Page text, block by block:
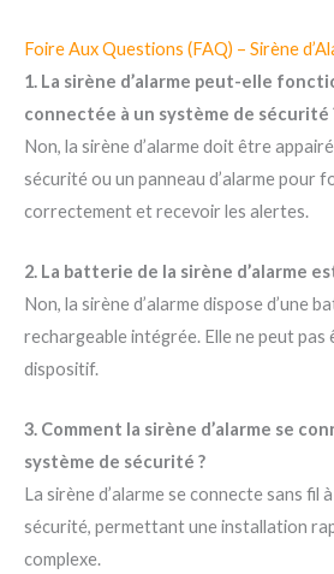
Foire Aux Questions (FAQ) – Sirène
1. La sirène d’alarme peut-elle
connectée à un système de sécurité
Non, la sirène d’alarme doit être
sécurité ou un panneau d’alarme pour
correctement et recevoir les alertes.
2. La batterie de la sirène d’alarme
Non, la sirène d’alarme dispose d’une
rechargeable intégrée. Elle ne peut
dispositif.
3. Comment la sirène d’alarme se
système de sécurité ?
La sirène d’alarme se connecte sans fil
sécurité, permettant une installation
complexe.